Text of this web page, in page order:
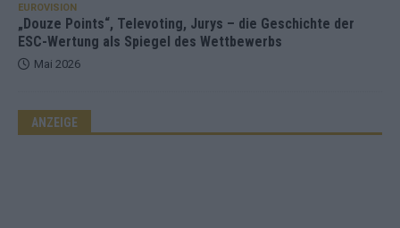
EUROVISION
„Douze Points“, Televoting, Jurys – die Geschichte der
ESC-Wertung als Spiegel des Wettbewerbs
Mai 2026
ANZEIGE